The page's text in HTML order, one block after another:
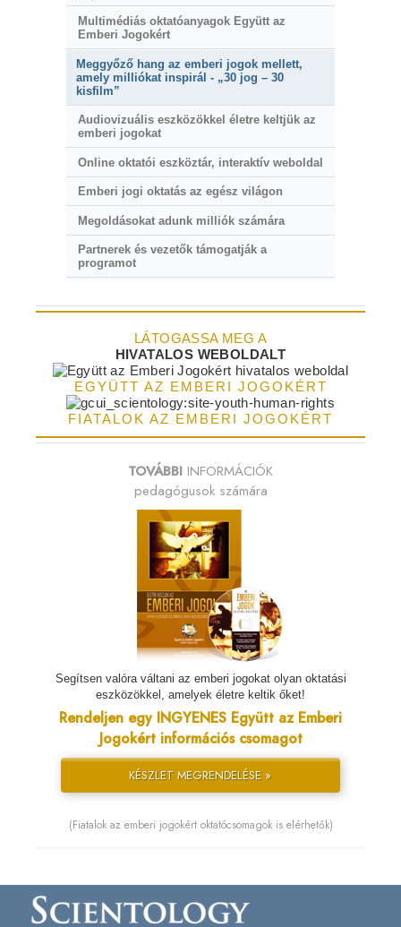
Multimédiás oktatóanyagok Együtt az
Emberi Jogokért
Meggyőző hang az emberi jogok mellett,
amely milliókat inspirál - „30 jog – 30
kisfilm”
Audiovizuális eszközökkel életre keltjük az
emberi jogokat
Online oktatói eszköztár, interaktív weboldal
Emberi jogi oktatás az egész világon
Megoldásokat adunk milliók számára
Partnerek és vezetők támogatják a
programot
LÁTOGASSA MEG A
HIVATALOS WEBOLDALT
EGYÜTT AZ EMBERI JOGOKÉRT
FIATALOK AZ EMBERI JOGOKÉRT
TOVÁBBI INFORMÁCIÓK
pedagógusok számára
Segítsen valóra váltani az emberi jogokat olyan oktatási
eszközökkel, amelyek életre keltik őket!
Rendeljen egy INGYENES Együtt az Emberi
Jogokért információs csomagot
KÉSZLET MEGRENDELÉSE »
(Fiatalok az emberi jogokért oktatócsomagok is elérhetők)